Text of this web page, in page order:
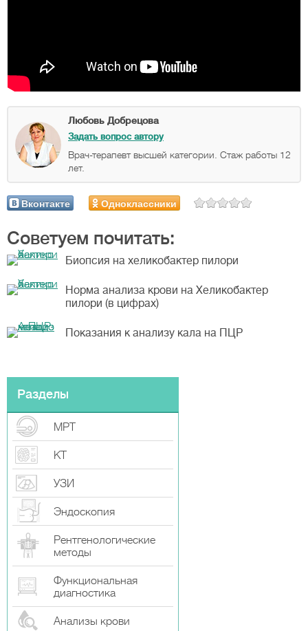
Любовь Добрецова
Задать вопрос автору
Врач-терапевт высшей категории. Стаж работы 12
лет.
Вконтакте Одноклассники
Советуем почитать:
Биопсия на хеликобактер пилори
Норма анализа крови на Хеликобактер
пилори (в цифрах)
Показания к анализу кала на ПЦР
Разделы
МРТ
КТ
УЗИ
Эндоскопия
Рентгенологические
методы
Функциональная
диагностика
Анализы крови